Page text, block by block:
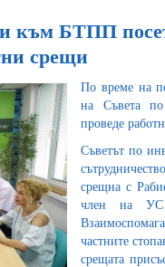
към БТПП
срещи
По време на
на Съвета
проведе
Съветът по
срещна с
член на УС
частните
срещата